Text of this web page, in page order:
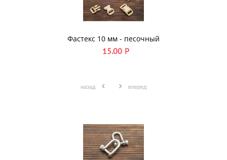
Фастекс 10 мм - песочный
15.00 Р
назад вперед